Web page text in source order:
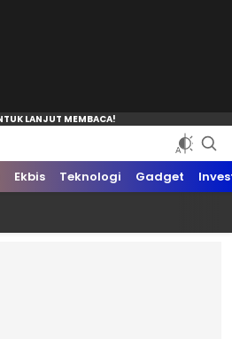
Ekbis Teknologi Gadget